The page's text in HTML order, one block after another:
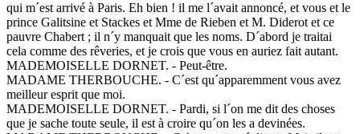
qui m´est arrivé à Paris. Eh bien ! il me l´avait annoncé, et vous et le
prince Galitsine et Stackes et Mme de Rieben et M. Diderot et ce
pauvre Chabert ; il n´y manquait que les noms. D´abord je traitai
cela comme des rêveries, et je crois que vous en auriez fait autant.
MADEMOISELLE DORNET. - Peut-être.
MADAME THERBOUCHE. - C´est qu´apparemment vous avez
meilleur esprit que moi.
MADEMOISELLE DORNET. - Pardi, si l´on me dit des choses
que je sache toute seule, il est à croire qu´on les a devinées.